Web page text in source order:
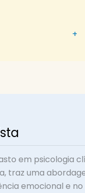
+
em psicologia
traz uma
emocional e no